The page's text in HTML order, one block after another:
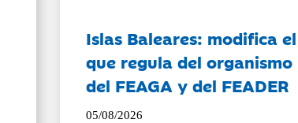
Islas Baleares: modifica
que regula del
del FEAGA y del FEADER
05/08/2026